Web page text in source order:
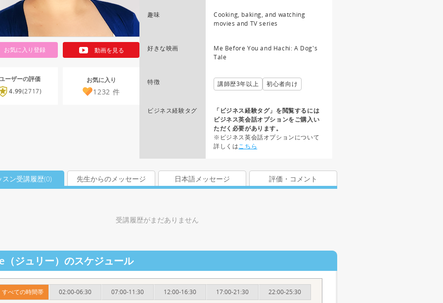
お気に入り登録 動画を見る
ーザーの評価
4.99(2717)
お気に入り
1232 件
趣味
Cooking, baking, and watching
movies and TV series
好きな映画
Me Before You and Hachi: A Dog's
Tale
特徴 講師歴3年以上 初心者向け
ビジネス経験タグ
「ビジネス経験タグ」を閲覧するには
ビジネス英会話オプションをご購入い
ただく必要があります。
※ビジネス英会話オプションについて
詳しくはこちら
スン受講履歴(0) 先生からのメッセージ 日本語メッセージ 評価・コメント
受講履歴がまだありません
（ジュリー）のスケジュール
すべての時間帯 02:00-06:30 07:00-11:30 12:00-16:30 17:00-21:30 22:00-25:30